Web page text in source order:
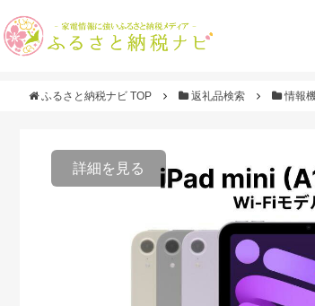
ふるさと納税ナビ TOP 返礼品検索 情報
詳細を見る